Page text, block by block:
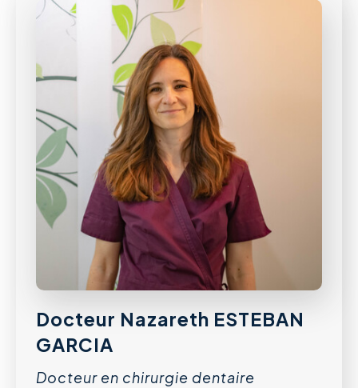
Docteur Nazareth ESTEBAN
GARCIA
Docteur en chirurgie dentaire